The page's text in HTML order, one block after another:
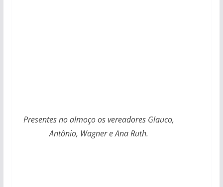
Presentes no almoço os vereadores Glauco,
Antônio, Wagner e Ana Ruth.